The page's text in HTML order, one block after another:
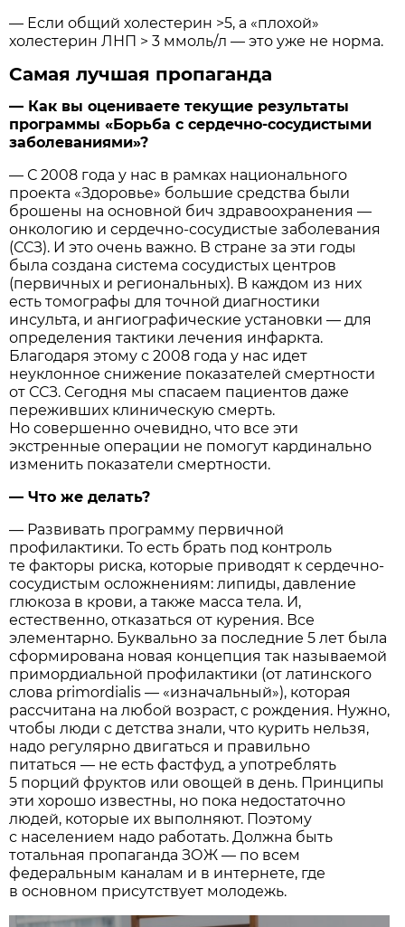
— Если общий холестерин >5, а «плохой»
холестерин ЛНП > 3 ммоль/л — это уже не норма.
Самая лучшая пропаганда
— Как вы оцениваете текущие результаты
программы «Борьба с сердечно-сосудистыми
заболеваниями»?
— С 2008 года у нас в рамках национального
проекта «Здоровье» большие средства были
брошены на основной бич здравоохранения —
онкологию и сердечно-сосудистые заболевания
(ССЗ). И это очень важно. В стране за эти годы
была создана система сосудистых центров
(первичных и региональных). В каждом из них
есть томографы для точной диагностики
инсульта, и ангиографические установки — для
определения тактики лечения инфаркта.
Благодаря этому с 2008 года у нас идет
неуклонное снижение показателей смертности
от ССЗ. Сегодня мы спасаем пациентов даже
переживших клиническую смерть.
Но совершенно очевидно, что все эти
экстренные операции не помогут кардинально
изменить показатели смертности.
— Что же делать?
— Развивать программу первичной
профилактики. То есть брать под контроль
те факторы риска, которые приводят к сердечно-
сосудистым осложнениям: липиды, давление
глюкоза в крови, а также масса тела. И,
естественно, отказаться от курения. Все
элементарно. Буквально за последние 5 лет была
сформирована новая концепция так называемой
примордиальной профилактики (от латинского
слова primordialis — «изначальный»), которая
рассчитана на любой возраст, с рождения. Нужно,
чтобы люди с детства знали, что курить нельзя,
надо регулярно двигаться и правильно
питаться — не есть фастфуд, а употреблять
5 порций фруктов или овощей в день. Принципы
эти хорошо известны, но пока недостаточно
людей, которые их выполняют. Поэтому
с населением надо работать. Должна быть
тотальная пропаганда ЗОЖ — по всем
федеральным каналам и в интернете, где
в основном присутствует молодежь.